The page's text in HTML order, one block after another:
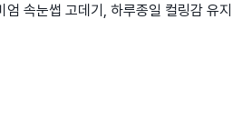
속눈썹 고데기, 하루종일 컬링감 유지